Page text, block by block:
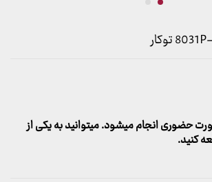
حضوری انجام میشود. میتوانید به یکی از
کنید.